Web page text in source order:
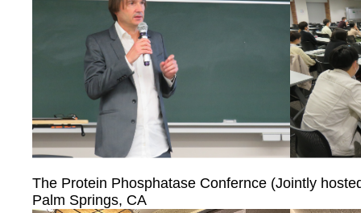
The Protein Phosphatase Confernce (Jointly
Palm Springs, CA